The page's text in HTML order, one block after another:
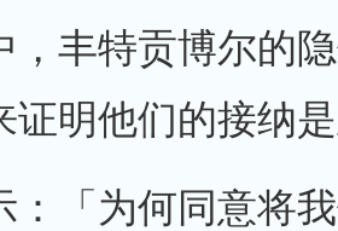
，丰特贡博尔的
证明他们的接纳
：「为何同意将